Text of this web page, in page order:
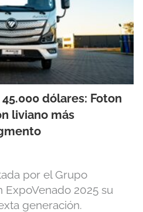
dólares: Foton
liviano más
por el Grupo
2025 su
generación.